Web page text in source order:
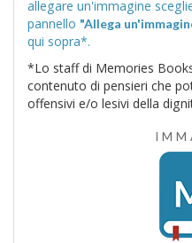
allegare un'immagine scegliendola tra quelle proposte nel
pannello "Allega
qui sopra*.
*Lo staff di Memories
contenuto di pensieri che
offensivi e/o lesivi della